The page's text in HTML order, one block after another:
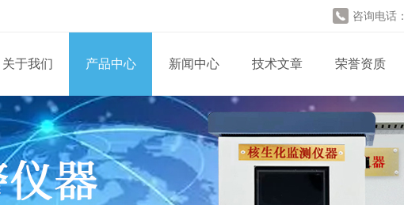
咨询电话：
关于我们 产品中心 新闻中心 技术文章 荣誉资质